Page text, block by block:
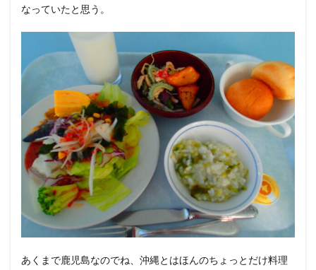
なっていたと思う。
あくまで鹿児島なのでね、沖縄とはほんのちょっとだけ料理